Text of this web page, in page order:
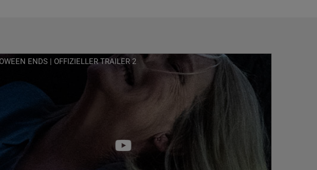
45 Jahren ihren
Queen Jamie Lee
die einst den
(The
wieder Teil
Reboot
konnte, hat
–
ENDS | OFFIZIELLER TRAILER 2